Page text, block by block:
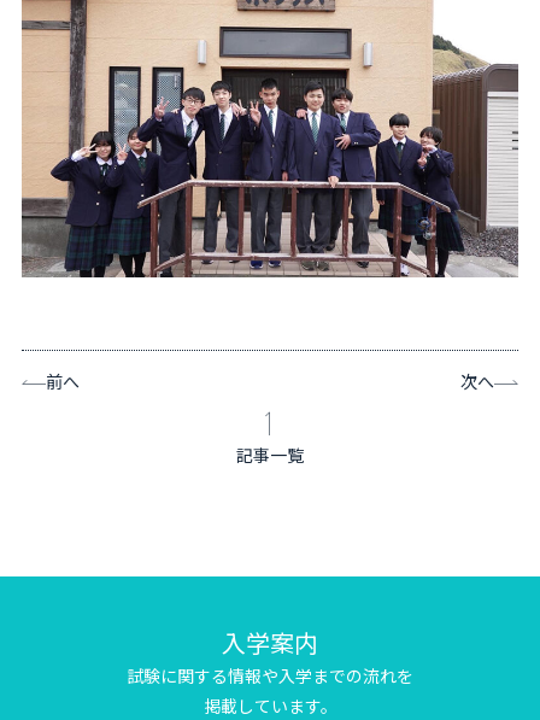
前へ 次へ
記事一覧
入学案内
試験に関する情報や入学までの流れを
掲載しています。